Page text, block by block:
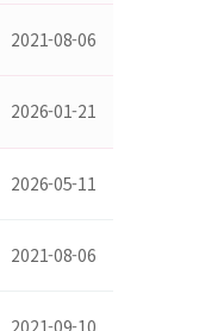
2021-08-06
2026-01-21
2026-05-11
2021-08-06
2021-09-10